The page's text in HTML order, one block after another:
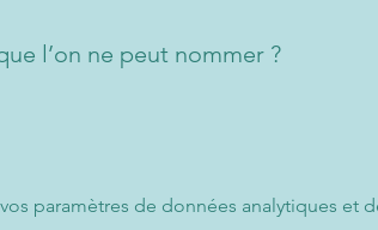
l’on ne peut nommer ?
paramètres de données analytiques et